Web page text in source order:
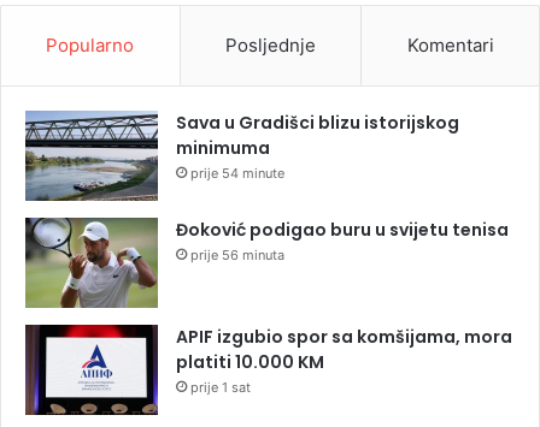
Popularno Posljednje Komentari
Sava u Gradišci blizu istorijskog
minimuma
prije 54 minute
Đoković podigao buru u svijetu tenisa
prije 56 minuta
APIF izgubio spor sa komšijama, mora
platiti 10.000 KM
prije 1 sat